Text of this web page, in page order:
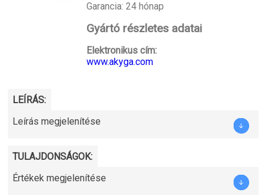
Garancia: 24 hónap
Gyártó részletes adatai
Elektronikus cím:
www.akyga.com
LEÍRÁS:
Leírás megjelenítése
TULAJDONSÁGOK:
Értékek megjelenítése